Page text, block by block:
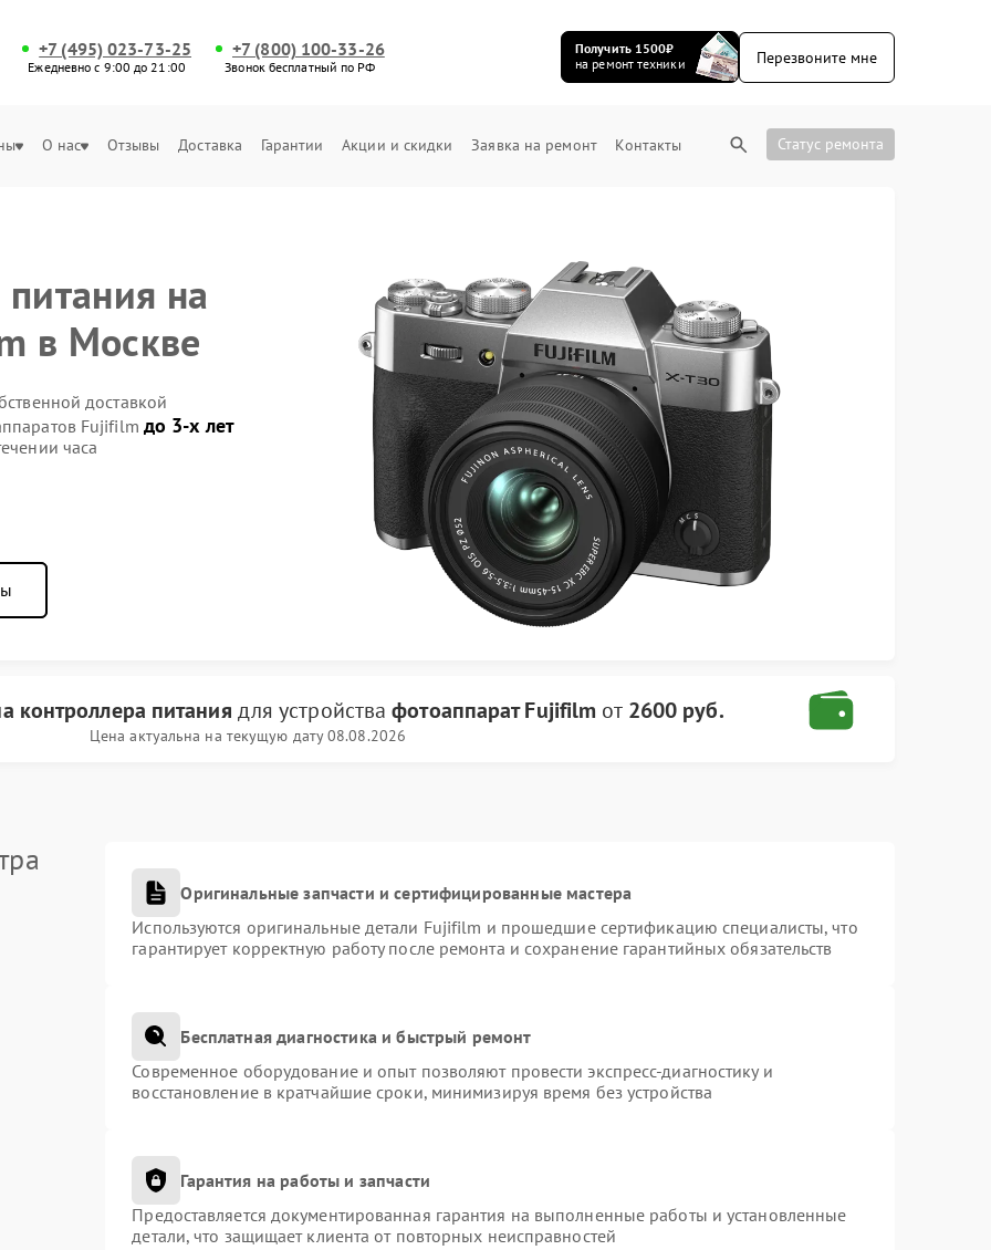
+7 (495) 023-73-25
Ежедневно с 9:00 до 21:00
+7 (800) 100-33-26
Звонок бесплатный по РФ
Получить 1500₽
на ремонт техники
Перезвоните мне
О нас Отзывы Доставка Гарантии Акции и скидки Заявка на ремонт Контакты Статус ремонта
на
в Москве
доставкой
Fujifilm до 3-х лет
часа
контроллера питания для устройствафотоаппарат Fujifilm от 2600 руб.
Цена актуальна на текущую дату 08.08.2026
Оригинальные запчасти и сертифицированные мастера
Используются оригинальные детали Fujifilm и прошедшие сертификацию специалисты, что
гарантирует корректную работу после ремонта и сохранение гарантийных обязательств
Бесплатная диагностика и быстрый ремонт
Современное оборудование и опыт позволяют провести экспресс-диагностику и
восстановление в кратчайшие сроки, минимизируя время без устройства
Гарантия на работы и запчасти
Предоставляется документированная гарантия на выполненные работы и установленные
детали, что защищает клиента от повторных неисправностей